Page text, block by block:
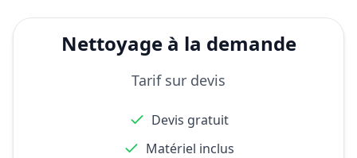
Nettoyage à la demande
Tarif sur devis
Devis gratuit
Matériel inclus